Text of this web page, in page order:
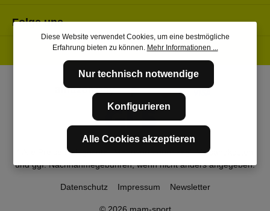
Folge uns
* Alle Preise inkl. gesetzl. Mehrwertsteuer zzgl.Versandkosten
und ggf. Nachnahmegebühren, wenn nicht anders angegeben.
Datenschutz Impressum Newsletter
Diese Website verwendet Cookies, um eine bestmögliche
Erfahrung bieten zu können. Mehr Informationen ...
Nur technisch notwendige
Konfigurieren
Alle Cookies akzeptieren